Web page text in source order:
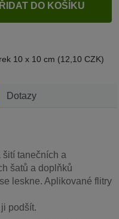
DO KOŠÍKU
10 x 10 cm (12,10 CZK)
Dotazy
tanečních a
šatů a doplňků
leskne. Aplikované flitry
podšít.